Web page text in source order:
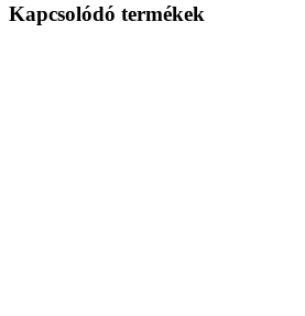
Kapcsolódó termékek